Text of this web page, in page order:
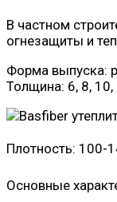
В частном
огнезащиты и
Форма выпуска:
Толщина: 6, 8,
Плотность: 100-
Основные